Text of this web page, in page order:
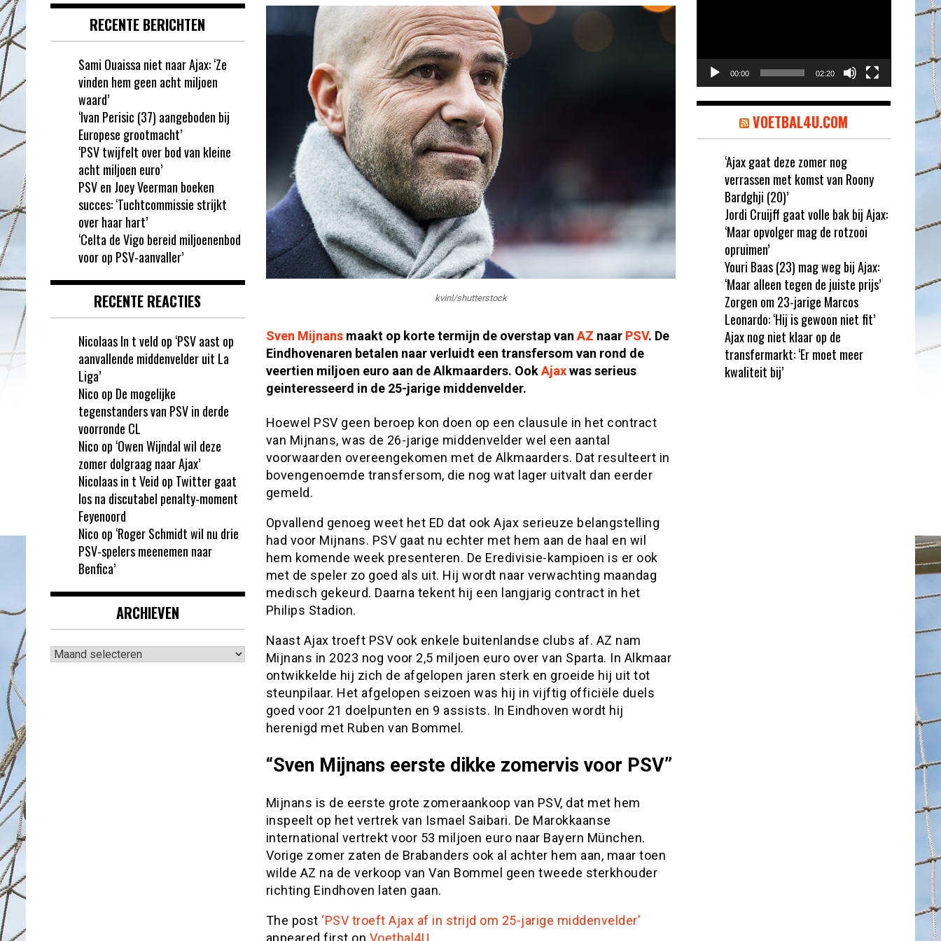
kvinl/shutterstock
Sven Mijnansmaakt op korte termijn de overstap van AZ naar PSV. De
Eindhovenaren betalen naar verluidt een transfersom van rond de
veertien miljoen euro aan de Alkmaarders. OokAjaxwas serieus
geinteresseerd in de 25-jarige middenvelder.
Hoewel PSV geen beroep kon doen op een clausule in het contract
van Mijnans, was de 26-jarige middenvelder wel een aantal
voorwaarden overeengekomen met de Alkmaarders. Dat resulteert in
bovengenoemde transfersom, die nog wat lager uitvalt dan eerder
gemeld.
Opvallend genoeg weet het ED dat ook Ajax serieuze belangstelling
had voor Mijnans. PSV gaat nu echter met hem aan de haal en wil
hem komende week presenteren. De Eredivisie-kampioen is er ook
met de speler zo goed als uit. Hij wordt naar verwachting maandag
medisch gekeurd. Daarna tekent hij een langjarig contract in het
Philips Stadion.
Naast Ajax troeft PSV ook enkele buitenlandse clubs af. AZ nam
Mijnans in 2023 nog voor 2,5 miljoen euro over van Sparta. In Alkmaar
ontwikkelde hij zich de afgelopen jaren sterk en groeide hij uit tot
steunpilaar. Het afgelopen seizoen was hij in vijftig officiële duels
goed voor 21 doelpunten en 9 assists. In Eindhoven wordt hij
herenigd met Ruben van Bommel.
“Sven Mijnans eerste dikke zomervis voor PSV”
Mijnans is de eerste grote zomeraankoop van PSV, dat met hem
inspeelt op het vertrek van Ismael Saibari. De Marokkaanse
international vertrekt voor 53 miljoen euro naar Bayern München.
Vorige zomer zaten de Brabanders ook al achter hem aan, maar toen
wilde AZ na de verkoop van Van Bommel geen tweede sterkhouder
richting Eindhoven laten gaan.
The post ‘PSV troeft Ajax af in strijd om 25-jarige middenvelder’
RECENTE BERICHTEN
Sami Ouaissa niet naar Ajax: ‘Ze
vinden hem geen acht miljoen
waard’
‘Ivan Perisic (37) aangeboden bij
Europese grootmacht’
‘PSV twijfelt over bod van kleine
acht miljoen euro’
PSV en Joey Veerman boeken
succes: ‘Tuchtcommissie strijkt
over haar hart’
‘Celta de Vigo bereid miljoenenbod
voor op PSV-aanvaller’
RECENTE REACTIES
Nicolaas In t veld op ‘PSV aast op
aanvallende middenvelder uit La
Liga’
Nico op De mogelijke
tegenstanders van PSV in derde
voorronde CL
Nico op ‘Owen Wijndal wil deze
zomer dolgraag naar Ajax’
Nicolaas in t Veid op Twitter gaat
los na discutabel penalty-moment
Feyenoord
Nico op ‘Roger Schmidt wil nu drie
PSV-spelers meenemen naar
Benfica’
ARCHIEVEN
Archieven
00:00 02:20
VOETBAL4U.COM
‘Ajax gaat deze zomer nog
verrassen met komst van Roony
Bardghji (20)’
Jordi Cruijff gaat volle bak bij Ajax:
‘Maar opvolger mag de rotzooi
opruimen’
Youri Baas (23) mag weg bij Ajax:
‘Maar alleen tegen de juiste prijs’
Zorgen om 23-jarige Marcos
Leonardo: ‘Hij is gewoon niet fit’
Ajax nog niet klaar op de
transfermarkt: ‘Er moet meer
kwaliteit bij’